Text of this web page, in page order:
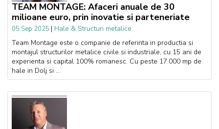
TEAM MONTAGE: Afaceri anuale de 30
milioane euro, prin inovatie si parteneriate
05 Sep 2025 | Hale & Structuri metalice
Team Montage este o companie de referinta in productia si
montajul structurilor metalice civile si industriale, cu 15 ani de
experienta si capital 100% romanesc. Cu peste 17.000 mp de
hale in Dolj si ...